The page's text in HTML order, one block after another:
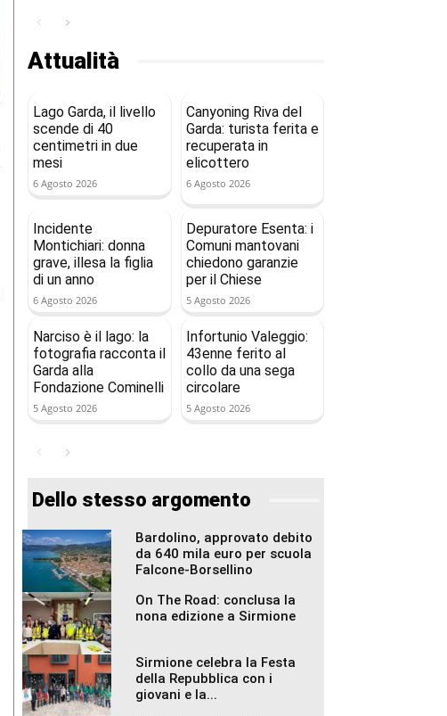
Attualità
Lago Garda, il livello
scende di 40
centimetri in due
mesi
6 Agosto 2026
Canyoning Riva del
Garda: turista ferita e
recuperata in
elicottero
6 Agosto 2026
Incidente
Montichiari: donna
grave, illesa la figlia
di un anno
6 Agosto 2026
Depuratore Esenta: i
Comuni mantovani
chiedono garanzie
per il Chiese
5 Agosto 2026
Narciso è il lago: la
fotografia racconta il
Garda alla
Fondazione Cominelli
5 Agosto 2026
Infortunio Valeggio:
43enne ferito al
collo da una sega
circolare
5 Agosto 2026
Dello stesso argomento
Bardolino, approvato debito
da 640 mila euro per scuola
Falcone-Borsellino
On The Road: conclusa la
nona edizione a Sirmione
Sirmione celebra la Festa
della Repubblica con i
giovani e la...